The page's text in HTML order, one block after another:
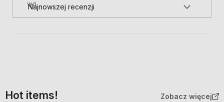
wg
Hot items! Zobacz więcej